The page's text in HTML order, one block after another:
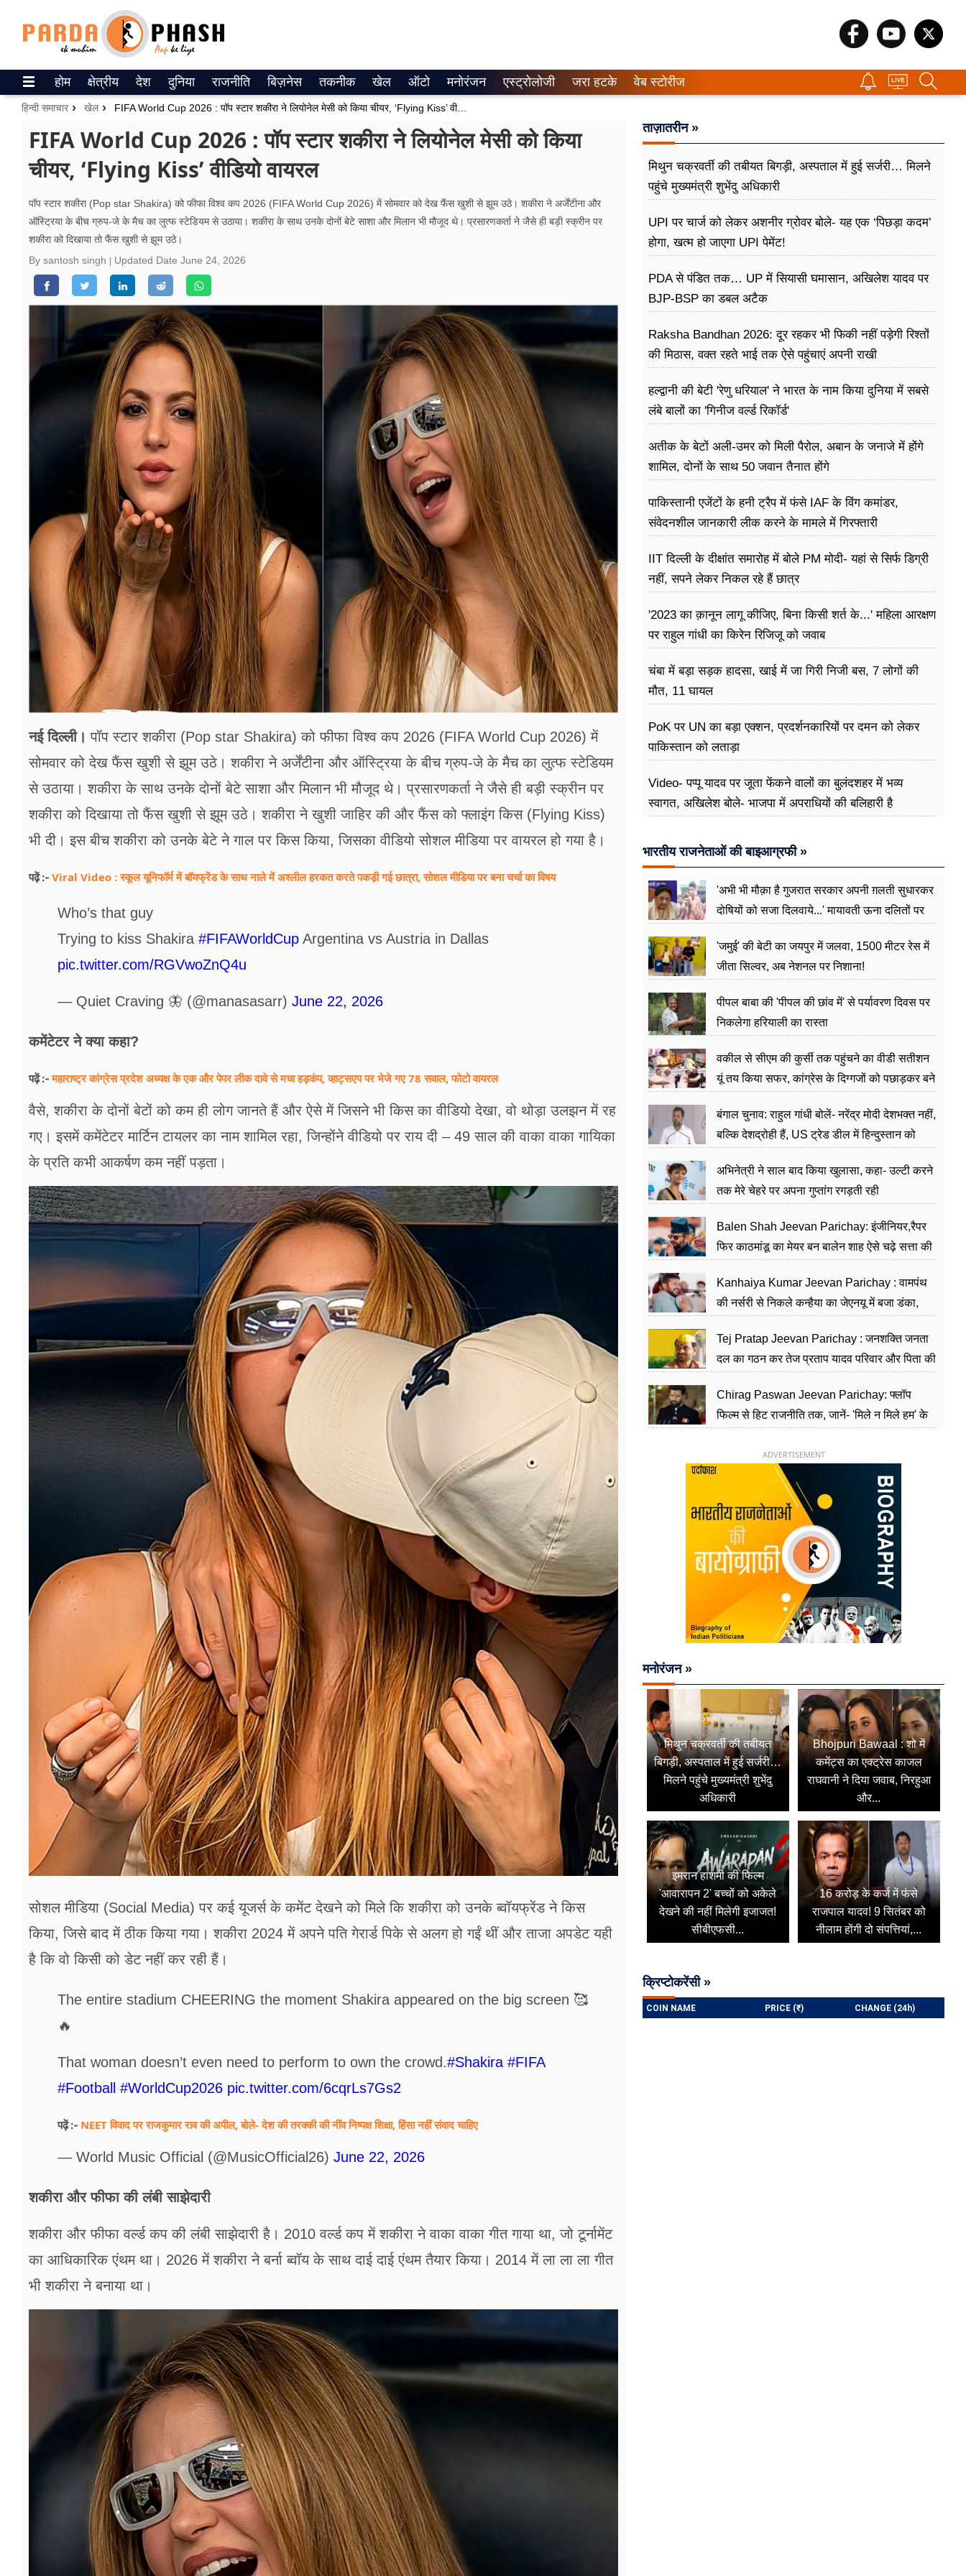
ePaper
वेब स्टोरीज
उत्तर प्रदेश
गैलरी
वीडियो
रिलेशनशिप
जीवन मंत्रा
होम क्षेत्रीय देश दुनिया राजनीति बिज़नेस तकनीक खेल ऑटो मनोरंजन एस्ट्रोलोजी जरा हटके वेब स्टोरीज
हिन्दी समाचार खेल FIFA World Cup 2026 : पॉप स्‍टार शकीरा ने लियोनेल मेसी को किया चीयर, ‘Flying Kiss’ वीडियो वायरल
FIFA World Cup 2026 : पॉप स्‍टार शकीरा ने लियोनेल मेसी को किया
चीयर, ‘Flying Kiss’ वीडियो वायरल
पॉप स्‍टार शकीरा (Pop star Shakira) को फीफा विश्‍व कप 2026 (FIFA World Cup 2026) में सोमवार को देख फैंस खुशी से झूम उठे। शकीरा ने अर्जेंटीना और
ऑस्ट्रिया के बीच ग्रुप-जे के मैच का लुत्‍फ स्‍टेडियम से उठाया। शकीरा के साथ उनके दोनों बेटे साशा और मिलान भी मौजूद थे। प्रसारणकर्ता ने जैसे ही बड़ी स्‍क्रीन पर
शकीरा को दिखाया तो फैंस खुशी से झूम उठे।
By santosh singh
Updated Date June 24, 2026
नई दिल्‍ली। पॉप स्‍टार शकीरा (Pop star Shakira) को फीफा विश्‍व कप 2026 (FIFA World Cup 2026) में
सोमवार को देख फैंस खुशी से झूम उठे। शकीरा ने अर्जेंटीना और ऑस्ट्रिया के बीच ग्रुप-जे के मैच का लुत्‍फ स्‍टेडियम
से उठाया। शकीरा के साथ उनके दोनों बेटे साशा और मिलान भी मौजूद थे। प्रसारणकर्ता ने जैसे ही बड़ी स्‍क्रीन पर
शकीरा को दिखाया तो फैंस खुशी से झूम उठे। शकीरा ने खुशी जाहिर की और फैंस को फ्लाइंग किस (Flying Kiss)
भी दी। इस बीच शकीरा को उनके बेटे ने गाल पर किस किया, जिसका वीडियो सोशल मीडिया पर वायरल हो गया है।
पढ़ें :- Viral Video : स्कूल यूनिफॉर्म में बॉयफ्रेंड के साथ नाले में अश्लील हरकत करते पकड़ी गई छात्रा, सोशल मीडिया पर बना चर्चा का विषय
Who’s that guy
Trying to kiss Shakira #FIFAWorldCup Argentina vs Austria in Dallas
pic.twitter.com/RGVwoZnQ4u
— Quiet Craving 🦋 (@manasasarr) June 22, 2026
कमेंटेटर ने क्‍या कहा?
पढ़ें :-महाराष्ट्र कांग्रेस प्रदेश अध्यक्ष के एक और पेपर लीक दावे से मचा हड़कंप, व्हाट्सएप पर भेजे गए 78 सवाल, फोटो वायरल
वैसे, शकीरा के दोनों बेटों को कम ही लोग जानते हैं और ऐसे में जिसने भी किस का वीडियो देखा, वो थोड़ा उलझन में रह
गए। इसमें कमेंटेटर मार्टिन टायलर का नाम शामिल रहा, जिन्‍होंने वीडियो पर राय दी – 49 साल की वाका वाका गायिका
के प्रति कभी आकर्षण कम नहीं पड़ता।
सोशल मीडिया (Social Media) पर कई यूजर्स के कमेंट देखने को मिले कि शकीरा को उनके ब्‍वॉयफ्रेंड ने किस
किया, जिसे बाद में ठीक किया गया। शकीरा 2024 में अपने पति गेरार्ड पिके से अलग हो गईं थीं और ताजा अपडेट यही
है कि वो किसी को डेट नहीं कर रही हैं।
The entire stadium CHEERING the moment Shakira appeared on the big screen 🥰
🔥
That woman doesn’t even need to perform to own the crowd.#Shakira #FIFA
#Football
#WorldCup2026 pic.twitter.com/6cqrLs7Gs2
पढ़ें :- NEET विवाद पर राजकुमार राव की अपील, बोले- देश की तरक्की की नींव निष्पक्ष शिक्षा, हिंसा नहीं संवाद चाहिए
— World Music Official (@MusicOfficial26) June 22, 2026
शकीरा और फीफा की लंबी साझेदारी
शकीरा और फीफा वर्ल्‍ड कप की लंबी साझेदारी है। 2010 वर्ल्‍ड कप में शकीरा ने वाका वाका गीत गाया था, जो टूर्नामेंट
का आधिकारिक एंथम था। 2026 में शकीरा ने बर्ना ब्‍वॉय के साथ दाई दाई एंथम तैयार किया। 2014 में ला ला ला गीत
भी शकीरा ने बनाया था।
ताज़ातरीन »
मिथुन चक्रवर्ती की तबीयत बिगड़ी, अस्पताल में हुई सर्जरी… मिलने
पहुंचे मुख्यमंत्री शुभेंदु अधिकारी
UPI पर चार्ज को लेकर अशनीर ग्रोवर बोले- यह एक ‘पिछड़ा कदम’
होगा, खत्म हो जाएगा UPI पेमेंट!
PDA से पंडित तक… UP में सियासी घमासान, अखिलेश यादव पर
BJP-BSP का डबल अटैक
Raksha Bandhan 2026: दूर रहकर भी फिकी नहीं पड़ेगी रिश्तों
की मिठास, वक्त रहते भाई तक ऐसे पहुंचाएं अपनी राखी
हल्द्वानी की बेटी 'रेणु धरियाल' ने भारत के नाम किया दुनिया में सबसे
लंबे बालों का 'गिनीज वर्ल्ड रिकॉर्ड'
अतीक के बेटों अली-उमर को मिली पैरोल, अबान के जनाजे में होंगे
शामिल, दोनों के साथ 50 जवान तैनात होंगे
पाकिस्तानी एजेंटों के हनी ट्रैप में फंसे IAF के विंग कमांडर,
संवेदनशील जानकारी लीक करने के मामले में गिरफ्तारी
IIT दिल्ली के दीक्षांत समारोह में बोले PM मोदी- यहां से सिर्फ डिग्री
नहीं, सपने लेकर निकल रहे हैं छात्र
'2023 का क़ानून लागू कीजिए, बिना किसी शर्त के...' महिला आरक्षण
पर राहुल गांधी का किरेन रिजिजू को जवाब
चंबा में बड़ा सड़क हादसा, खाई में जा गिरी निजी बस, 7 लोगों की
मौत, 11 घायल
PoK पर UN का बड़ा एक्शन, प्रदर्शनकारियों पर दमन को लेकर
पाकिस्तान को लताड़ा
Video- पप्पू यादव पर जूता फेंकने वालों का बुलंदशहर में भव्य
स्वागत, अखिलेश बोले- भाजपा में अपराधियों की बलिहारी है
भारतीय राजनेताओं की बाइआग्रफी »
'अभी भी मौक़ा है गुजरात सरकार अपनी ग़लती सुधारकर
दोषियों को सजा दिलवाये...' मायावती ऊना दलितों पर
'जमुई' की बेटी का जयपुर में जलवा, 1500 मीटर रेस में
जीता सिल्वर, अब नेशनल पर निशाना!
पीपल बाबा की 'पीपल की छांव में' से पर्यावरण दिवस पर
निकलेगा हरियाली का रास्ता
वकील से सीएम की कुर्सी तक पहुंचने का वीडी सतीशन
यूं तय किया सफर, कांग्रेस के दिग्गजों को पछाड़कर बने
बंगाल चुनाव: राहुल गांधी बोलें- नरेंद्र मोदी देशभक्त नहीं,
बल्कि देशद्रोही हैं, US ट्रेड डील में हिन्दुस्तान को
अभिनेत्री ने साल बाद किया खुलासा, कहा- उल्टी करने
तक मेरे चेहरे पर अपना गुप्तांग रगड़ती रही
Balen Shah Jeevan Parichay: इंजीनियर,रैपर
फिर काठमांडू का मेयर बन बालेन शाह ऐसे चढ़े सत्ता की
Kanhaiya Kumar Jeevan Parichay : वामपंथ
की नर्सरी से निकले कन्हैया का जेएनयू में बजा डंका,
Tej Pratap Jeevan Parichay : जनशक्ति जनता
दल का गठन कर तेज प्रताप यादव परिवार और पिता की
Chirag Paswan Jeevan Parichay: फ्लॉप
फिल्म से हिट राजनीति तक, जानें- 'मिले न मिले हम' के
ADVERTISEMENT
मनोरंजन »
मिथुन चक्रवर्ती की तबीयत
बिगड़ी, अस्पताल में हुई सर्जरी…
मिलने पहुंचे मुख्यमंत्री शुभेंदु
अधिकारी
Bhojpuri Bawaal : शो में
कमेंट्स का एक्ट्रेस काजल
राघवानी ने दिया जवाब, निरहुआ
और...
इमरान हाशमी की फिल्म
'आवारापन 2' बच्चों को अकेले
देखने की नहीं मिलेगी इजाजत!
सीबीएफसी...
16 करोड़ के कर्ज में फंसे
राजपाल यादव! 9 सितंबर को
नीलाम होंगी दो संपत्तियां,...
क्रिप्टोकरेंसी »